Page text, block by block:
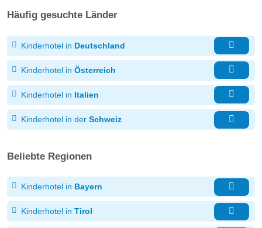
Häufig gesuchte Länder
Kinderhotel in Deutschland
Kinderhotel in Österreich
Kinderhotel in Italien
Kinderhotel in der Schweiz
Beliebte Regionen
Kinderhotel in Bayern
Kinderhotel in Tirol